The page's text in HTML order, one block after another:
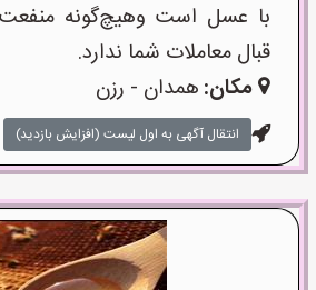
با عسل است وهیچ‌گونه
قبال معاملات شما ندارد.
مکان: همدان - رزن
انتقال آگهی به اول لیست (افزایش بازدید)